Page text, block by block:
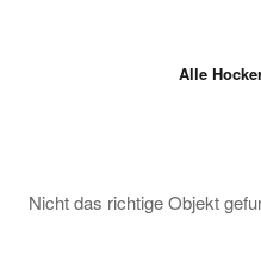
Alle
Nicht das richtige Objekt